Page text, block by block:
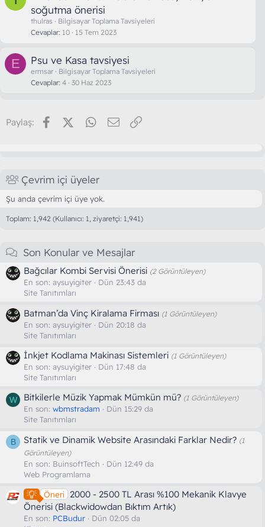
soğutma önerisi
thulras
Bilgisayar Toplama Tavsiyeleri
Cevaplar 10 15 Tem 2023
E Psu ve Kasa tavsiyesi
ermsar
Bilgisayar Toplama Tavsiyeleri
Cevaplar 4 30 Haz 2023
Paylaş: FacebookX (Twitter)WhatsApp
E-posta
Çevrim içi üyeler
Şu anda çevrim içi üye yok.
Toplam: 1,942 (Kullanıcı: 1, ziyaretçi: 1,941)
Son Konular ve Mesajlar
Bağcılar Kombi Servisi Önerisi (2 Görüntüleyen)
En son: aysuyigiter
Dün 23:43 da
Site Tanıtımları
Batman’da Vinç Kiralama Firması (1 Görüntüleyen)
En son: aysuyigiter
Dün 20:18 da
Site Tanıtımları
İnkjet Kodlama Makinası Sistemleri (1 Görüntüleyen)
En son: aysuyigiter
Dün 17:48 da
Site Tanıtımları
W Bitkilerle Müzik Yapmak Mümkün mü? (1 Görüntüleyen)
En son: wbmstradam
Dün 15:29 da
Site Tanıtımları
B Statik ve Dinamik Website Arasındaki Farklar Nedir? (1
Görüntüleyen)
En son: BuinsoftTech
Dün 12:49 da
Web Programlama
Öneri
2000 - 2500 TL Arası %100 Mekanik Klavye
Önerisi (Blackwidowdan Bıktım Artık)
En son: PCBudur
Dün 02:05 da